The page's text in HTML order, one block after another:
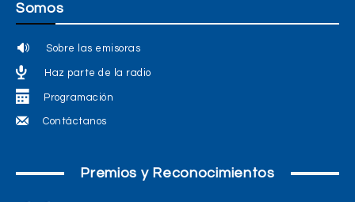
Somos
Sobre las emisoras
Haz parte de la radio
Programación
Contáctanos
Premios y Reconocimientos